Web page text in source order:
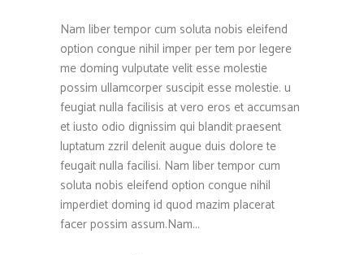
Nam liber tempor cum soluta nobis eleifend
option congue nihil imper per tem por legere
me doming vulputate velit esse molestie
possim ullamcorper suscipit esse molestie. u
feugiat nulla facilisis at vero eros et accumsan
et iusto odio dignissim qui blandit praesent
luptatum zzril delenit augue duis dolore te
feugait nulla facilisi. Nam liber tempor cum
soluta nobis eleifend option congue nihil
imperdiet doming id quod mazim placerat
facer possim assum.Nam...